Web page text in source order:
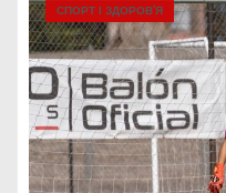
СПОРТ І ЗДОРОВ’Я